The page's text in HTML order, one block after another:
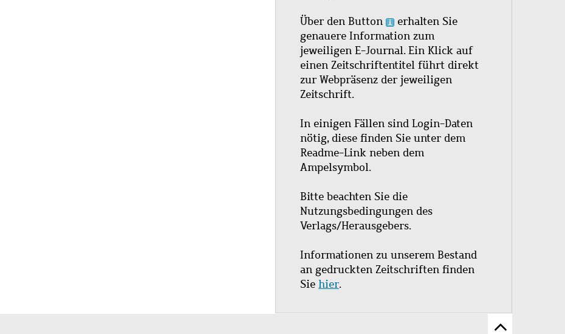
Über den Button
erhalten Sie
genauere Information zum
jeweiligen E-Journal. Ein Klick auf
einen Zeitschriftentitel führt direkt
zur Webpräsenz der jeweiligen
Zeitschrift.
In einigen Fällen sind Login-Daten
nötig, diese finden Sie unter dem
Readme-Link neben dem
Ampelsymbol.
Bitte beachten Sie die
Nutzungsbedingungen des
Verlags/Herausgebers.
Informationen zu unserem Bestand
an gedruckten Zeitschriften finden
Sie hier.